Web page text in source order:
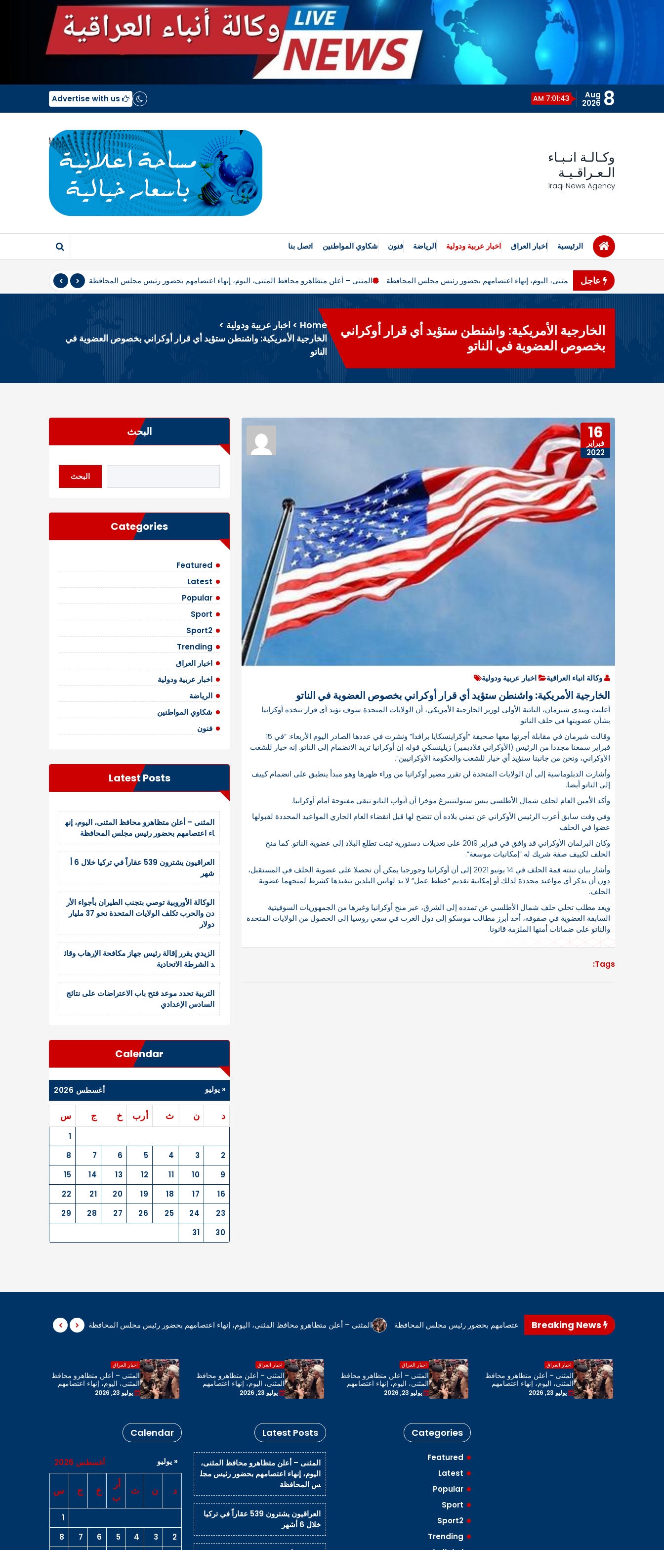
e
8
Aug
2026
7:01:44 AM
وكـالـة انـبـاء
الـعـراقـيـة
Iraqi News Agency
الرئيسية اخبار العراق اخبار عربية ودولية الرياضة فنون شكاوي المواطنين اتصل بنا
عاجل المثنى – أعلن المثنى – أعلن متظاهرو محافظ المثنى، اليوم، إنهاء اعتصامهم بحضور رئيس مجلس المحافظة – أعلن متظاهرو محافظ المثنى، اليوم، إنهاء اعتصامهم بحضور رئيس مجلس المحافظة
الخارجية الأمريكية: واشنطن ستؤيد أي قرار أوكراني
بخصوص العضوية في الناتو
Home
> اخبار عربية ودولية >
الخارجية الأمريكية: واشنطن ستؤيد أي قرار أوكراني بخصوص العضوية في
الناتو
16
فبراير
2022
وكالة انباء العراقية اخبار عربية ودولية
الخارجية الأمريكية: واشنطن ستؤيد أي قرار أوكراني بخصوص العضوية في الناتو
أعلنت ويندي شيرمان، النائبة الأولى لوزير الخارجية الأمريكي، أن الولايات المتحدة سوف تؤيد أي قرار تتخذه أوكرانيا
بشأن عضويتها في حلف الناتو.
وقالت شيرمان في مقابلة أجرتها معها صحيفة “أوكراينسكايا برافدا” ونشرت في عددها الصادر اليوم الأربعاء: “في 15
فبراير سمعنا مجددا من الرئيس (الأوكراني فلاديمير) زيلينسكي قوله إن أوكرانيا تريد الانضمام إلى الناتو. إنه خيار للشعب
الأوكراني، ونحن من جانبنا سنؤيد أي خيار للشعب والحكومة الأوكرانيين”.
وأشارت الدبلوماسية إلى أن الولايات المتحدة لن تقرر مصير أوكرانيا من وراء ظهرها وهو مبدأ ينطبق على انضمام كييف
إلى الناتو أيضا.
وأكد الأمين العام لحلف شمال الأطلسي ينس ستولتنبيرغ مؤخرا أن أبواب الناتو تبقى مفتوحة أمام أوكرانيا.
وفي وقت سابق أعرب الرئيس الأوكراني عن تمني بلاده أن تتضح لها قبل انقضاء العام الجاري المواعيد المحددة لقبولها
عضوا في الحلف.
وكان البرلمان الأوكراني قد وافق في فبراير 2019 على تعديلات دستورية ثبتت تطلع البلاد إلى عضوية الناتو. كما منح
الحلف لكييف صفة شريك له “إمكانيات موسعة”.
وأشار بيان تبنته قمة الحلف في 14 يونيو 2021 إلى أن أوكرانيا وجورجيا يمكن أن تحصلا على عضوية الحلف في المستقبل،
دون أن يذكر أي مواعيد محددة لذلك أو إمكانية تقديم “خطط عمل” لا بد لهاتين البلدين تنفيذها كشرط لمنحهما عضوية
الحلف.
ويعد مطلب تخلي حلف شمال الأطلسي عن تمدده إلى الشرق، عبر منح أوكرانيا وغيرها من الجمهوريات السوفيتية
السابقة العضوية في صفوفه، أحد أبرز مطالب موسكو إلى دول الغرب في سعي روسيا إلى الحصول من الولايات المتحدة
والناتو على ضمانات أمنها الملزمة قانونا.
Tags:
البحث
البحث
Categories
Featured
Latest
Popular
Sport
Sport2
Trending
اخبار العراق
اخبار عربية ودولية
الرياضة
شكاوي المواطنين
فنون
Latest Posts
المثنى – أعلن متظاهرو محافظ المثنى، اليوم، إنه
اء اعتصامهم بحضور رئيس مجلس المحافظة
العراقيون يشترون 539 عقاراً في تركيا خلال 6 أ
شهر
الوكالة الأوروبية توصي بتجنب الطيران بأجواء الأر
دن والحرب تكلف الولايات المتحدة نحو 37 مليار
دولار
الزيدي يقرر إقالة رئيس جهاز مكافحة الإرهاب وقائ
د الشرطة الاتحادية
التربية تحدد موعد فتح باب الاعتراضات على نتائج
السادس الإعدادي
Calendar
أغسطس 2026
د ن ث أرب خ ج س
1
2
3
4
5
6
7
8
9
10
11
12
13
14
15
16
17
18
19
20
21
22
23
24
25
26
27
28
29
30
31
« يوليو
المثنى – أعلن المثنى – أعلن متظاهرو محافظ المثنى، اليوم، إنهاء اعتصامهم بحضور رئيس مجلس المحافظة – أعلن متظاهرو محافظ المثنى، اليوم، إنهاء اعتصامهم بحضور رئيس مجلس المحافظة
اخبار العراق
المثنى – أعلن متظاهرو محافظ
المثنى، اليوم، إنهاء اعتصامهم
بحضور رئيس مجلس المحافظة
يوليو 23, 2026
اخبار العراق
المثنى – أعلن متظاهرو محافظ
المثنى، اليوم، إنهاء اعتصامهم
بحضور رئيس مجلس المحافظة
يوليو 23, 2026
اخبار العراق
المثنى – أعلن متظاهرو محافظ
المثنى، اليوم، إنهاء اعتصامهم
بحضور رئيس مجلس المحافظة
يوليو 23, 2026
اخبار العراق
المثنى – أعلن متظاهرو محافظ
المثنى، اليوم، إنهاء اعتصامهم
بحضور رئيس مجلس المحافظة
يوليو 23, 2026
Categories
Featured
Latest
Popular
Sport
Sport2
Trending
Latest Posts
المثنى – أعلن متظاهرو محافظ المثنى،
اليوم، إنهاء اعتصامهم بحضور رئيس مجل
س المحافظة
العراقيون يشترون 539 عقاراً في تركيا
خلال 6 أشهر
Calendar
أغسطس 2026
د ن ث
أر
ب
خ ج س
1
2
3
4
5
6
7
8
« يوليو